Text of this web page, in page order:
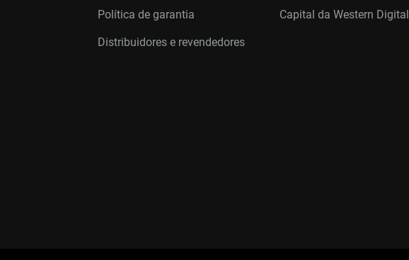
Política de garantia
Distribuidores e revendedores
Capital da Western Digital